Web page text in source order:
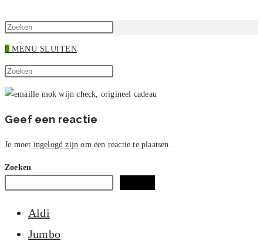
ZOEKEN
zoekpaneel
0 MENU SLUITEN
Zoek
op
site
Escape
zoekpaneel
sluiten.
Geef een reactie
Je moet ingelogd zijn om een reactie te plaatsen.
Zoeken
Aldi
Jumbo